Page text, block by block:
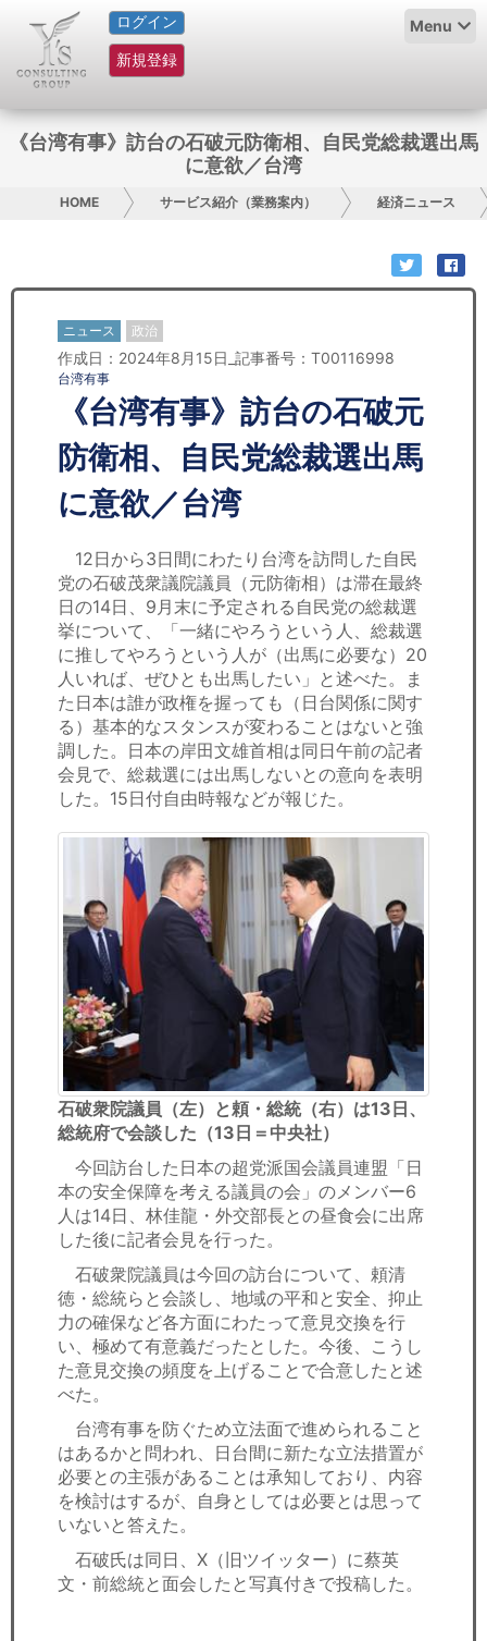
ログイン
新規登録
Menu
HOME
サービス紹介
コラム
お問い合わせ
日本人にPR
コンサルティング
リサーチ
セミナー
労務顧問
ＩＴ
飲食店情報
《台湾有事》訪台の石破元防衛相、自民党総裁選出馬
に意欲／台湾
HOME サービス紹介（業務案内） 経済ニュース
ニュース 政治
作成日：2024年8月15日_記事番号：T00116998
台湾有事
《台湾有事》訪台の石破元
防衛相、自民党総裁選出馬
に意欲／台湾
12日から3日間にわたり台湾を訪問した自民
党の石破茂衆議院議員（元防衛相）は滞在最終
日の14日、9月末に予定される自民党の総裁選
挙について、「一緒にやろうという人、総裁選
に推してやろうという人が（出馬に必要な）20
人いれば、ぜひとも出馬したい」と述べた。ま
た日本は誰が政権を握っても（日台関係に関す
る）基本的なスタンスが変わることはないと強
調した。日本の岸田文雄首相は同日午前の記者
会見で、総裁選には出馬しないとの意向を表明
した。15日付自由時報などが報じた。
石破衆院議員（左）と頼・総統（右）は13日、
総統府で会談した（13日＝中央社）
今回訪台した日本の超党派国会議員連盟「日
本の安全保障を考える議員の会」のメンバー6
人は14日、林佳龍・外交部長との昼食会に出席
した後に記者会見を行った。
石破衆院議員は今回の訪台について、頼清
徳・総統らと会談し、地域の平和と安全、抑止
力の確保など各方面にわたって意見交換を行
い、極めて有意義だったとした。今後、こうし
た意見交換の頻度を上げることで合意したと述
べた。
台湾有事を防ぐため立法面で進められること
はあるかと問われ、日台間に新たな立法措置が
必要との主張があることは承知しており、内容
を検討はするが、自身としては必要とは思って
いないと答えた。
石破氏は同日、X（旧ツイッター）に蔡英
文・前総統と面会したと写真付きで投稿した。